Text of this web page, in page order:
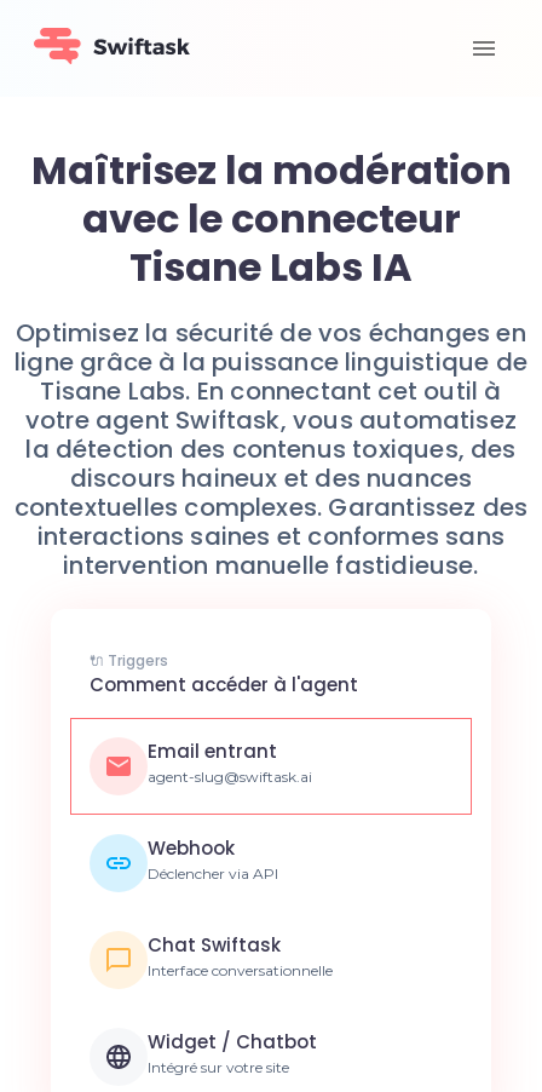
Maîtrisez la modération
avec le connecteur
Tisane Labs IA
Optimisez la sécurité de vos échanges en
ligne grâce à la puissance linguistique de
Tisane Labs. En connectant cet outil à
votre agent Swiftask, vous automatisez
la détection des contenus toxiques, des
discours haineux et des nuances
contextuelles complexes. Garantissez des
interactions saines et conformes sans
intervention manuelle fastidieuse.
🔌 Triggers
Comment accéder à l'agent
Email entrant
agent-slug@swiftask.ai
Webhook
Déclencher via API
Chat Swiftask
Interface conversationnelle
Widget / Chatbot
Intégré sur votre site